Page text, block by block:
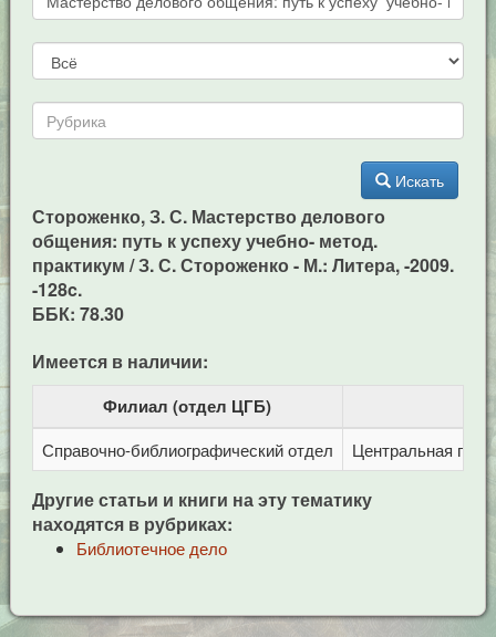
Искать
Стороженко, З. С. Мастерство делового
общения: путь к успеху учебно- метод.
практикум / З. С. Стороженко - М.: Литера, -2009.
-128c.
ББК: 78.30
Имеется в наличии:
Филиал (отдел ЦГБ)
Справочно-библиографический отдел Центральная
Другие статьи и книги на эту тематику
находятся в рубриках:
Библиотечное дело